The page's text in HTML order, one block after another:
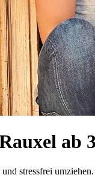
ab
stressfrei umziehen.